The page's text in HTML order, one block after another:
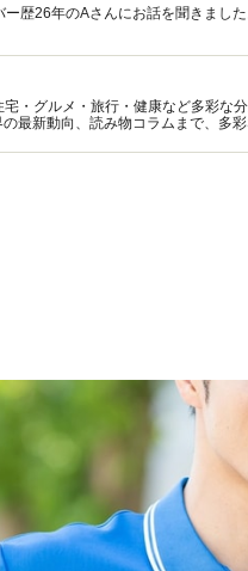
歴26年のAさんにお話を聞きました
宅・グルメ・旅行・健康など多彩な
最新動向、読み物コラムまで、多